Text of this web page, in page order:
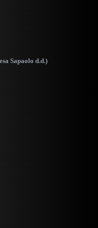
Sapaolo d.d.)